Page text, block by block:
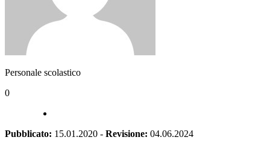
Personale scolastico
0
Pubblicato: 15.01.2020 - Revisione: 04.06.2024